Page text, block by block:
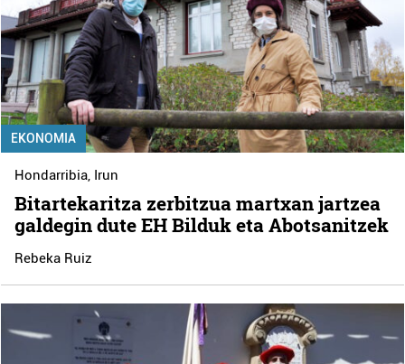
EKONOMIA
Hondarribia, Irun
Bitartekaritza zerbitzua martxan jartzea
galdegin dute EH Bilduk eta Abotsanitzek
Rebeka Ruiz